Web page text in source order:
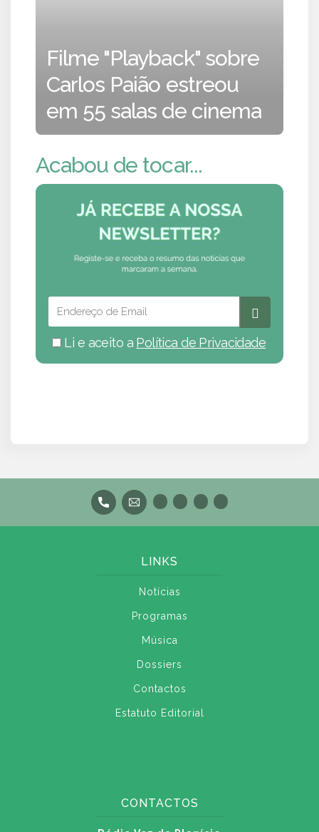
Filme "Playback" sobre
Carlos Paião estreou
em 55 salas de cinema
Acabou de tocar...
Li e aceito a Política de Privacidade
LINKS
Notícias
Programas
Música
Dossiers
Contactos
Estatuto Editorial
CONTACTOS